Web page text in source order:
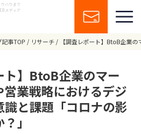
ハウまで
メディア
事TOP リサーチ 【調査レポート】BtoB企業
ト】BtoB企業のマー
業戦略におけるデジ
識と課題「コロナの影
」